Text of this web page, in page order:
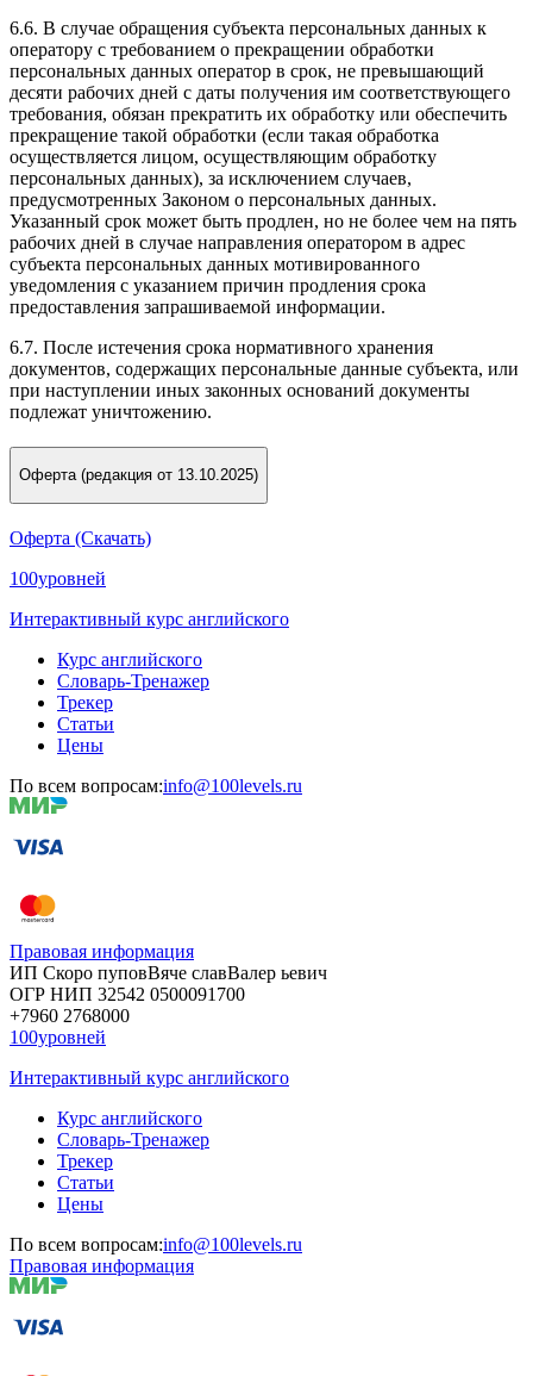
6.6. В случае обращения субъекта персональных данных к
оператору с требованием о прекращении обработки
персональных данных оператор в срок, не превышающий
десяти рабочих дней с даты получения им соответствующего
требования, обязан прекратить их обработку или обеспечить
прекращение такой обработки (если такая обработка
осуществляется лицом, осуществляющим обработку
персональных данных), за исключением случаев,
предусмотренных Законом о персональных данных.
Указанный срок может быть продлен, но не более чем на пять
рабочих дней в случае направления оператором в адрес
субъекта персональных данных мотивированного
уведомления с указанием причин продления срока
предоставления запрашиваемой информации.
6.7. После истечения срока нормативного хранения
документов, содержащих персональные данные субъекта, или
при наступлении иных законных оснований документы
подлежат уничтожению.
Оферта (редакция от 13.10.2025)
Оферта (Скачать)
100уровней
Интерактивный курс английского
Курс английского
Словарь-Тренажер
Трекер
Статьи
Цены
По всем вопросам:info@100levels.ru
Правовая информация
ИП Скоро пуповВяче славВалер ьевич
ОГР НИП 32542 0500091700
+7960 2768000
100уровней
Интерактивный курс английского
Курс английского
Словарь-Тренажер
Трекер
Статьи
Цены
По всем вопросам:info@100levels.ru
Правовая информация